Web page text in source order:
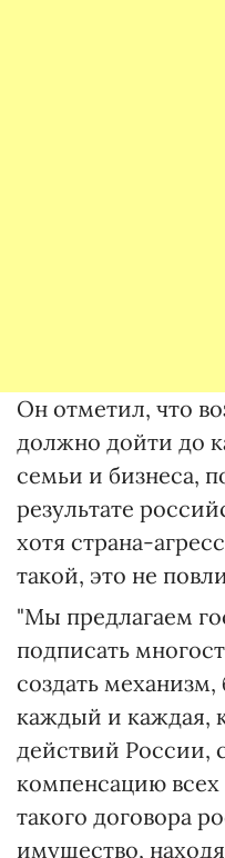
Он отметил, что
должно дойти до
семьи и бизнеса,
результате
хотя страна-
такой, это не
"Мы предлагаем
подписать
создать
каждый и каждая,
действий России,
компенсацию всех
такого договора
имущество,